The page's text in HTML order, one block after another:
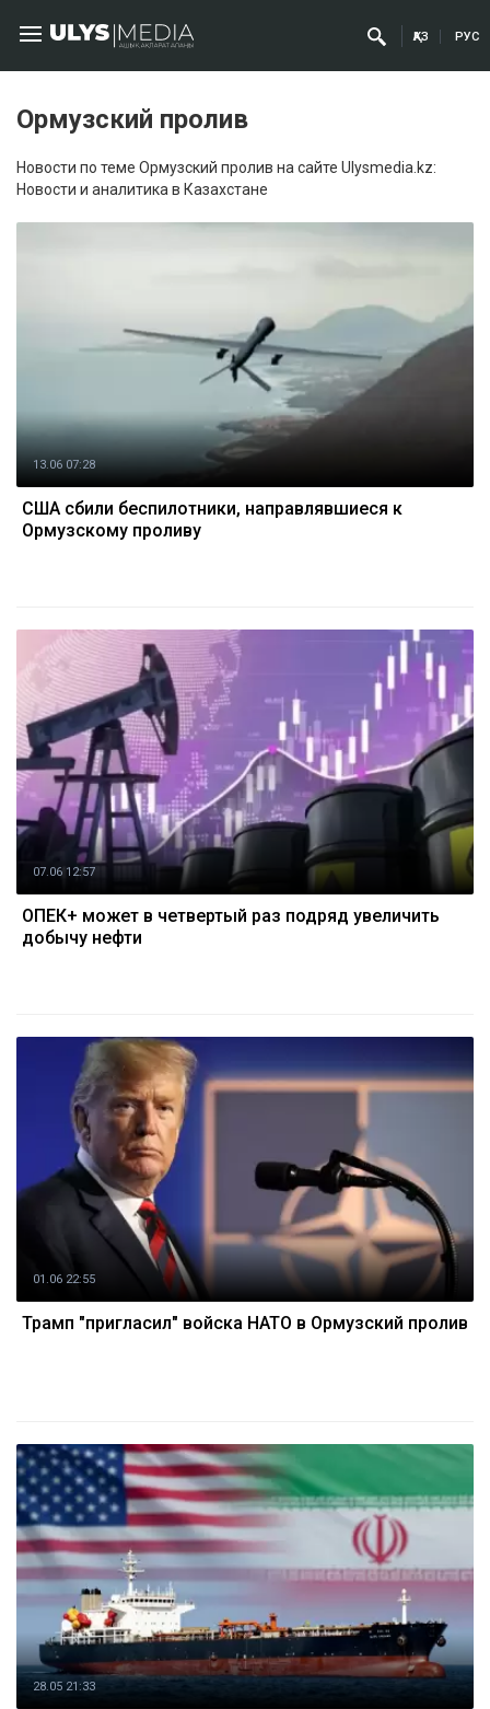
ҚАЗ РУС
Ормузский пролив
Новости по теме Ормузский пролив на сайте Ulysmedia.kz:
Новости и аналитика в Казахстане
13.06 07:28
США сбили беспилотники, направлявшиеся к
Ормузскому проливу
07.06 12:57
ОПЕК+ может в четвертый раз подряд увеличить
добычу нефти
01.06 22:55
Трамп "пригласил" войска НАТО в Ормузский пролив
28.05 21:33